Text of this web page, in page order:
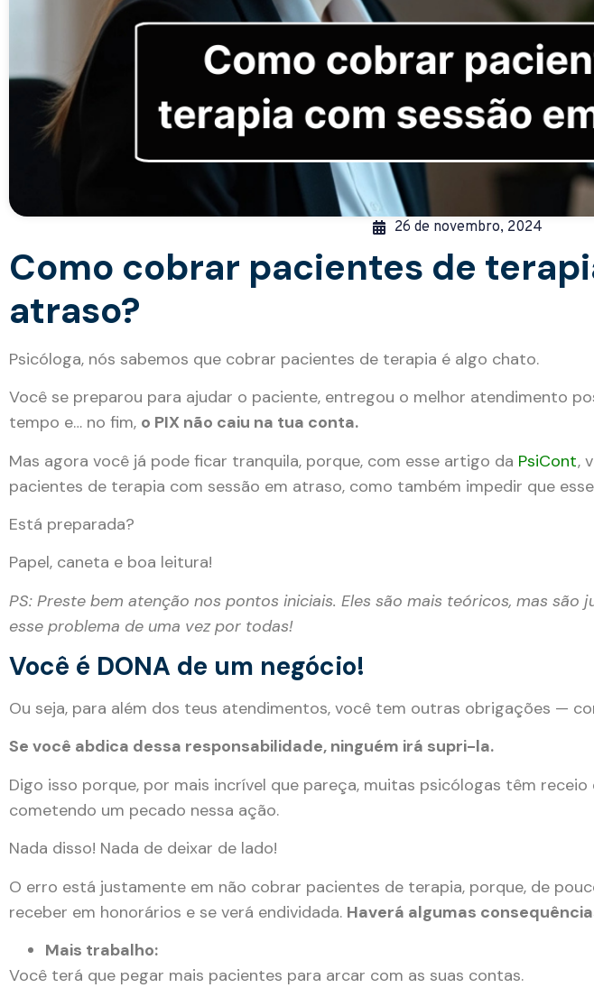
26 de novembro, 2024
Como cobrar pacientes de
atraso?
Psicóloga, nós sabemos que cobrar pacientes de terapia é algo chato.
Você se preparou para ajudar o paciente, entregou o melhor atendimento
tempo e… no fim, o PIX não caiu na tua conta.
Mas agora você já pode ficar tranquila, porque, com esse artigo da PsiCont,
pacientes de terapia com sessão em atraso, como também impedir que
Está preparada?
Papel, caneta e boa leitura!
PS: Preste bem atenção nos pontos iniciais. Eles são mais teóricos, mas são
esse problema de uma vez por todas!
Você é DONA de um negócio!
Ou seja, para além dos teus atendimentos, você tem outras obrigações —
Se você abdica dessa responsabilidade, ninguém irá supri-la.
Digo isso porque, por mais incrível que pareça, muitas psicólogas têm
cometendo um pecado nessa ação.
Nada disso! Nada de deixar de lado!
O erro está justamente em não cobrar pacientes de terapia, porque, de
receber em honorários e se verá endividada. Haverá algumas
Mais trabalho:
Você terá que pegar mais pacientes para arcar com as suas contas.